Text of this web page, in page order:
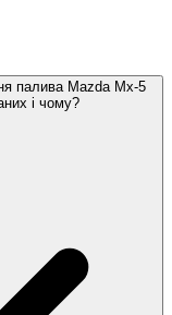
палива Mazda Mx-5
і чому?